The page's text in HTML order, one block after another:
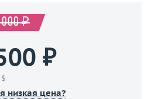
000 ₽
₽
низкая цена?